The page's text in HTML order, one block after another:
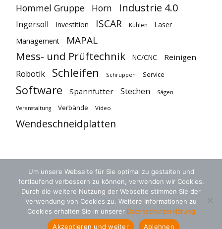
Hommel Gruppe Horn Industrie 4.0
Ingersoll Investition ISCAR Kühlen
Laser
Management
MAPAL
Mess- und Prüftechnik NC/CNC Reinigen
Robotik Schleifen Schruppen Service
Software Spannfutter Stechen Sägen
Veranstaltung Verbände Video
Wendeschneidplatten
AGB Datenschutz Kontakt
Um unsere Webseite für Sie optimal zu gestalten und
fortlaufend verbessern zu können, verwenden wir Cookies.
Durch die weitere Nutzung der Webseite stimmen Sie der
Verwendung von Cookies zu. Weitere Informationen zu
Cookies erhalten Sie in unserer Datenschutzerklärung
Akzeptieren und weiter
Ablehnen